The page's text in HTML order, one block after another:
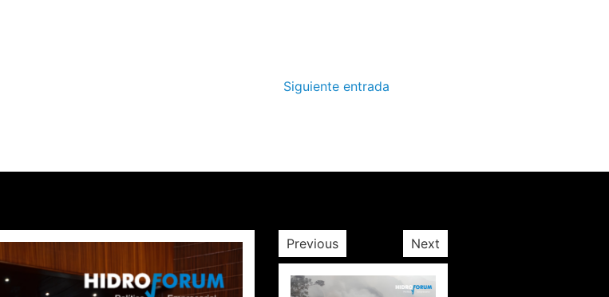
Siguiente entrada
Previous Next